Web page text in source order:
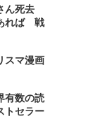
ん死去
れば 戦
スマ漫画
有数の読
トセラー